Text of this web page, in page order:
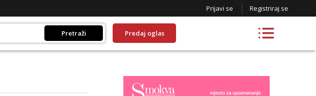
Prijavi se Registriraj se
Pretraži Predaj oglas